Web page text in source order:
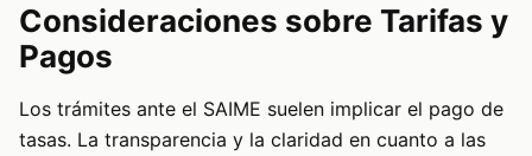
Consideraciones sobre Tarifas y
Pagos
Los trámites ante el SAIME suelen implicar el pago de
tasas. La transparencia y la claridad en cuanto a las